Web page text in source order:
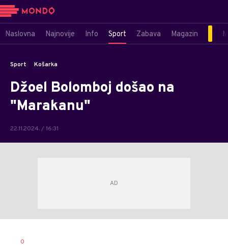
Naslovna Najnovije Info Sport Zabava Magazin
Sport Košarka
Džoel Bolomboj došao na
"Marakanu"
22.11.2024. / 16:31
AUTOR
0